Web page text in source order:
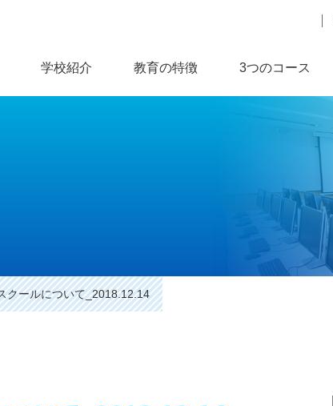
学校紹介 教育の特徴 3つのコース
クールについて_2018.12.14